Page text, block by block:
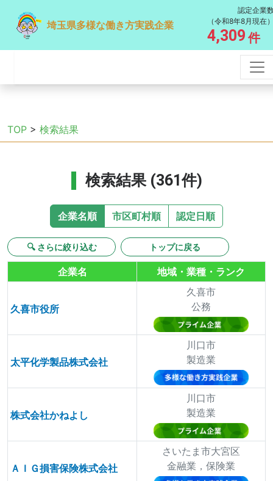
埼玉県多様な働き方実践企業
認定企業
（令和8年8月現在
4,309 件
TOP > 検索結果
検索結果 (361件)
企業名順 市区町村順 認定日順
🔍 さらに絞り込む トップに戻る
企業名 地域・業種・ランク
久喜市役所
久喜市
公務
太平化学製品株式会社
川口市
製造業
株式会社かねよし
川口市
製造業
ＡＩＧ損害保険株式会社
さいたま市大宮区
金融業，保険業